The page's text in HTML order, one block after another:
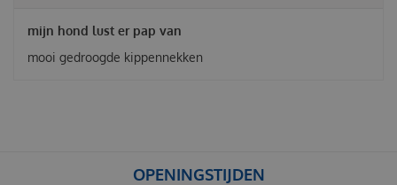
mijn hond lust er pap van
mooi gedroogde kippennekken
OPENINGSTIJDEN